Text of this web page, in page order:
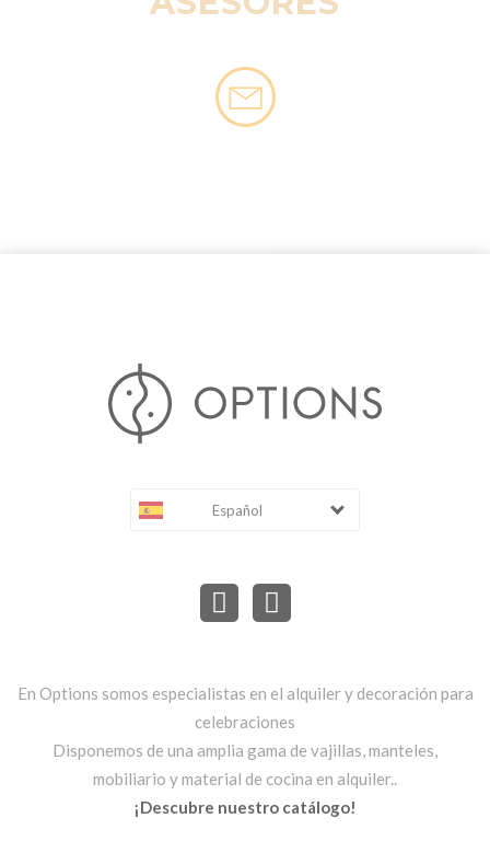
Español
En Options somos especialistas en el alquiler y decoración para
celebraciones
Disponemos de una amplia gama de vajillas, manteles,
mobiliario y material de cocina en alquiler..
¡Descubre nuestro catálogo!